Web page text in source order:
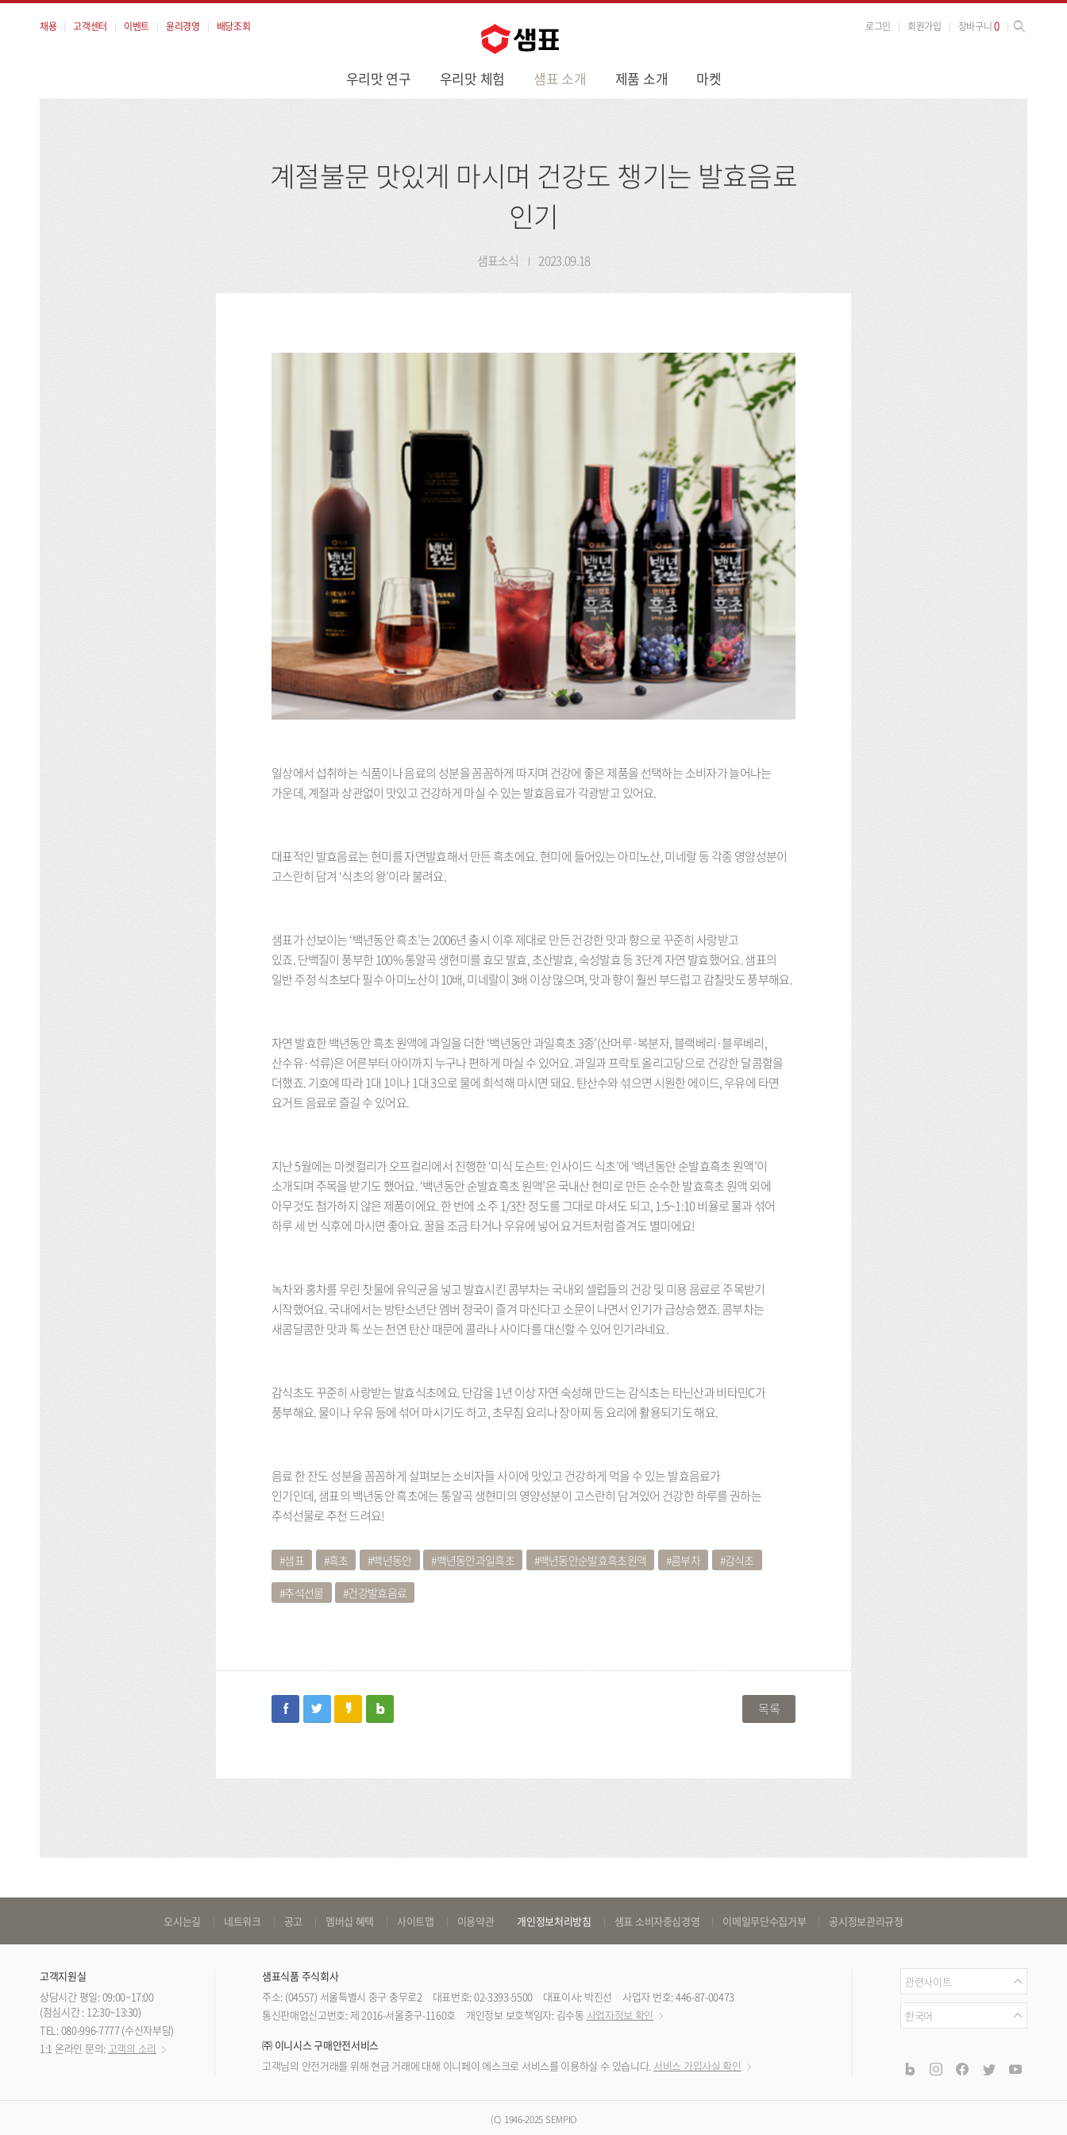
뉴
우리맛 연구 우리맛 체험 샘표 소개 제품 소개 마켓
채용 고객센터 이벤트 윤리경영 배당조회 로그인 회원가입 장바구니0 사이트 검색
계절불문 맛있게 마시며 건강도 챙기는 발효음료
인기
샘표소식 2023.09.18
일상에서 섭취하는 식품이나 음료의 성분을 꼼꼼하게 따지며 건강에 좋은 제품을 선택하는 소비자가 늘어나는
가운데, 계절과 상관없이 맛있고 건강하게 마실 수 있는 발효음료가 각광받고 있어요.
대표적인 발효음료는 현미를 자연발효해서 만든 흑초에요. 현미에 들어있는 아미노산, 미네랄 등 각종 영양성분이
고스란히 담겨 ‘식초의 왕’이라 불려요.
샘표가 선보이는 ‘백년동안 흑초’는 2006년 출시 이후 제대로 만든 건강한 맛과 향으로 꾸준히 사랑받고
있죠. 단백질이 풍부한 100% 통알곡 생현미를 효모 발효, 초산발효, 숙성발효 등 3단계 자연 발효했어요. 샘표의
일반 주정 식초보다 필수 아미노산이 10배, 미네랄이 3배 이상 많으며, 맛과 향이 훨씬 부드럽고 감칠맛도 풍부해요.
자연 발효한 백년동안 흑초 원액에 과일을 더한 ‘백년동안 과일흑초 3종’(산머루·복분자, 블랙베리·블루베리,
산수유·석류)은 어른부터 아이까지 누구나 편하게 마실 수 있어요. 과일과 프락토 올리고당으로 건강한 달콤함을
더했죠. 기호에 따라 1대 1이나 1대 3으로 물에 희석해 마시면 돼요. 탄산수와 섞으면 시원한 에이드, 우유에 타면
요거트 음료로 즐길 수 있어요.
지난 5월에는 마켓컬리가 오프컬리에서 진행한 ‘미식 도슨트: 인사이드 식초’에 ‘백년동안 순발효흑초 원액’이
소개되며 주목을 받기도 했어요. ‘백년동안 순발효흑초 원액’은 국내산 현미로 만든 순수한 발효흑초 원액 외에
아무것도 첨가하지 않은 제품이에요. 한 번에 소주 1/3잔 정도를 그대로 마셔도 되고, 1:5~1:10 비율로 물과 섞어
하루 세 번 식후에 마시면 좋아요. 꿀을 조금 타거나 우유에 넣어 요거트처럼 즐겨도 별미에요!
녹차와 홍차를 우린 찻물에 유익균을 넣고 발효시킨 콤부차는 국내외 셀럽들의 건강 및 미용 음료로 주목받기
시작했어요. 국내에서는 방탄소년단 멤버 정국이 즐겨 마신다고 소문이 나면서 인기가 급상승했죠. 콤부차는
새콤달콤한 맛과 톡 쏘는 천연 탄산 때문에 콜라나 사이다를 대신할 수 있어 인기라네요.
감식초도 꾸준히 사랑받는 발효식초에요. 단감을 1년 이상 자연 숙성해 만드는 감식초는 타닌산과 비타민C가
풍부해요. 물이나 우유 등에 섞어 마시기도 하고, 초무침 요리나 장아찌 등 요리에 활용되기도 해요.
음료 한 잔도 성분을 꼼꼼하게 살펴보는 소비자들 사이에 맛있고 건강하게 먹을 수 있는 발효음료가
인기인데, 샘표의 백년동안 흑초에는 통알곡 생현미의 영양성분이 고스란히 담겨있어 건강한 하루를 권하는
추석선물로 추천 드려요!
샘표 흑초 백년동안 백년동안과일흑초 백년동안순발효흑초원액 콤부차 감식초
추석선물 건강발효음료
facebooktwitter kakaostoryblog 목록
로
기
링
크
오시는길 네트워크 공고 멤버십 혜택 사이트맵 이용약관 개인정보처리방침 샘표 소비자중심경영 이메일무단수집거부 공시정보관리규정
관
련
사
트
관련사이트
언
한국어
공
식
blog instagramfacebook
twitter
고객지원실
상담시간 평일: 09:00~17:00
(점심시간 : 12:30~13:30)
TEL: 080-996-7777 (수신자부담)
1:1 온라인 문의: 고객의 소리
샘표식품 주식회사
주소: (04557) 서울특별시 중구 충무로2
대표번호: 02-3393-5500 대표이사: 박진선
사업자 번호: 446-87-00473
통신판매업신고번호: 제 2016-서울중구-1160호
개인정보 보호책임자: 김수동 사업자정보 확인
㈜ 이니시스 구매안전서비스
고객님의 안전거래를 위해 현금 거래에 대해 이니페이 에스크로 서비스를 이용하실 수 있습니다. 서비스 가입사실 확인
(C) 1946-2025 SEMPIO